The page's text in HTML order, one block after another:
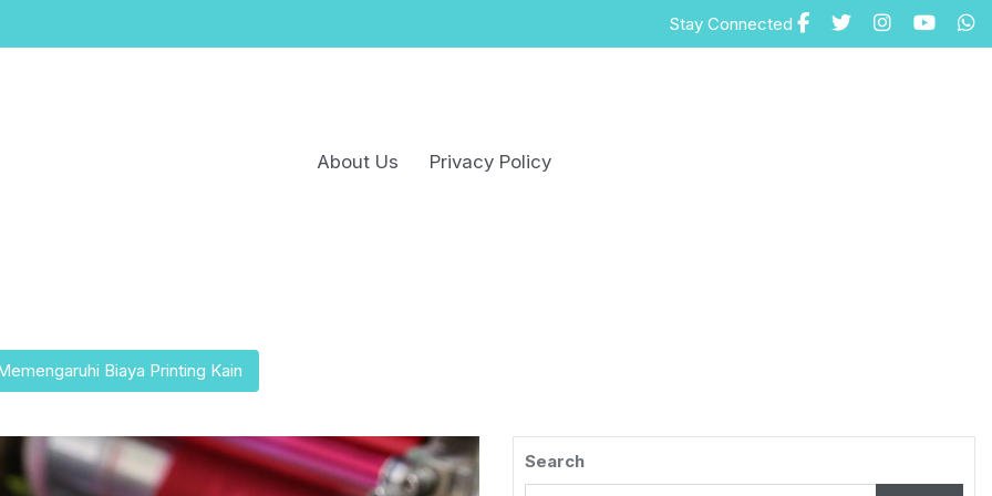
Stay Connected
About Us Privacy Policy
Biaya Printing Kain
Search